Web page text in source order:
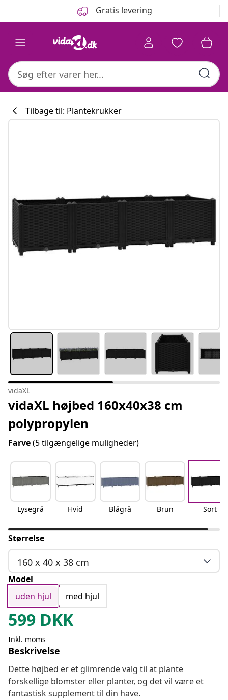
Gratis levering
#sharemevidaxl
Tilbage til: Plantekrukker
vidaXL
vidaXL højbed 160x40x38 cm
polypropylen
Farve(5 tilgængelige muligheder)
Lysegrå Hvid Blågrå Brun Sort
Størrelse
160 x 40 x 38 cm
Model
uden hjul
med hjul
599 DKK
Inkl. moms
Beskrivelse
Dette højbed er et glimrende valg til at plante
forskellige blomster eller planter, og det vil være et
fantastisk supplement til din have.